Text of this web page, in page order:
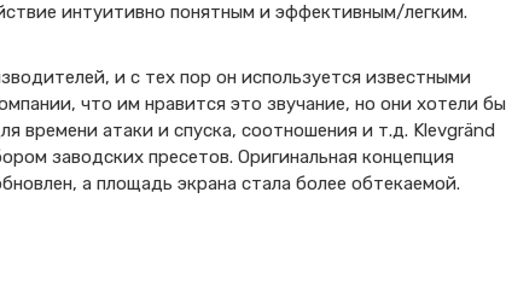
интуитивно понятным и эффективным/легким.
и с тех пор он используется известными
что им нравится это звучание, но они хотели бы
времени атаки и спуска, соотношения и т.д. Klevgränd
заводских пресетов. Оригинальная концепция
а площадь экрана стала более обтекаемой.